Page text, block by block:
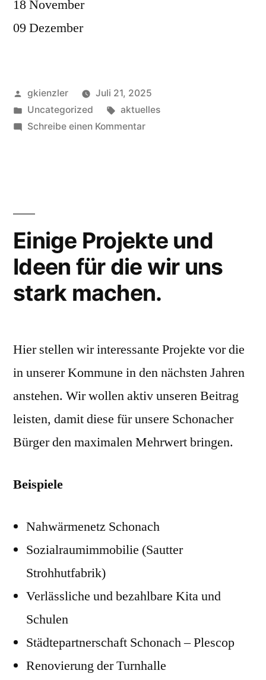
18 November
09 Dezember
Veröffentlicht
von
gkienzler
Juli 21, 2025
Veröffentlicht
unter
Uncategorized Schlagwörter:
aktuelles
Schreibe einen Kommentarzu
Einige Projekte und
Ideen für die wir uns
stark machen.
Hier stellen wir interessante Projekte vor die
in unserer Kommune in den nächsten Jahren
anstehen. Wir wollen aktiv unseren Beitrag
leisten, damit diese für unsere Schonacher
Bürger den maximalen Mehrwert bringen.
Beispiele
Nahwärmenetz Schonach
Sozialraumimmobilie (Sautter
Strohhutfabrik)
Verlässliche und bezahlbare Kita und
Schulen
Städtepartnerschaft Schonach – Plescop
Renovierung der Turnhalle